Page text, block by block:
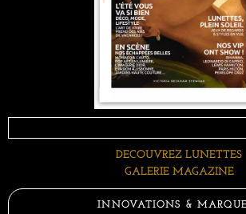
DECOUVREZ LUNETTES
GALERIE MAGAZINE
INNOVATIONS &